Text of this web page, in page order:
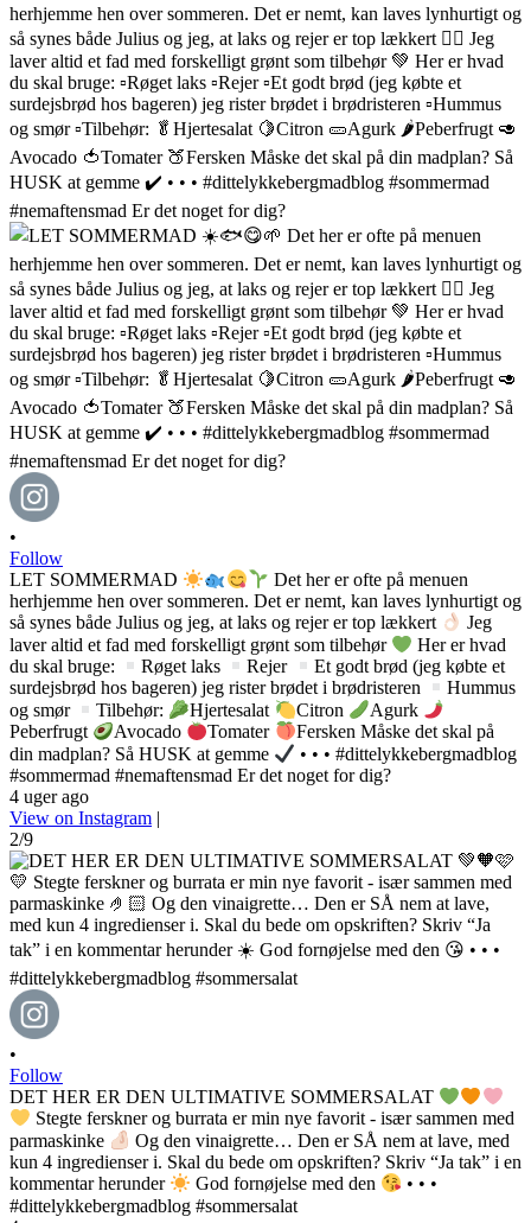
•
Follow
LET SOMMERMAD
Det her er ofte på menuen
herhjemme hen over sommeren. Det er nemt, kan laves lynhurtigt og
så synes både Julius og jeg, at laks og rejer er top lækkert
Jeg
laver altid et fad med forskelligt grønt som tilbehør
Her er hvad
du skal bruge:
Røget laks Rejer
Et godt brød (jeg købte et
surdejsbrød hos bageren) jeg rister brødet i brødristeren
Hummus
og smør
Tilbehør: Hjertesalat Citron
Agurk
Peberfrugt
Avocado Tomater
Fersken Måske det skal på
din madplan? Så HUSK at gemme
• • • #dittelykkebergmadblog
#sommermad #nemaftensmad Er det noget for dig?
4 uger ago
View on Instagram |
2/9
•
Follow
DET HER ER DEN ULTIMATIVE SOMMERSALAT
Stegte ferskner og burrata er min nye favorit - især sammen med
parmaskinke
Og den vinaigrette… Den er SÅ nem at lave, med
kun 4 ingredienser i. Skal du bede om opskriften? Skriv “Ja tak” i en
kommentar herunder
God fornøjelse med den
• • •
#dittelykkebergmadblog #sommersalat